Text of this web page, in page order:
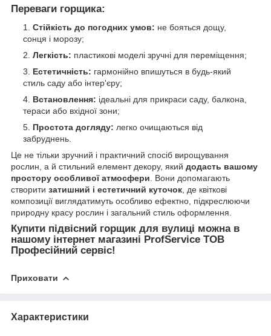
Переваги горщика:
Стійкість до погодних умов: не бояться дощу,
сонця і морозу;
Легкість: пластикові моделі зручні для переміщення;
Естетичність: гармонійно впишуться в будь-який
стиль саду або інтер'єру;
Встановлення: ідеальні для прикраси саду, балкона,
тераси або вхідної зони;
Простота догляду: легко очищаються від
забруднень.
Це не тільки зручний і практичний спосіб вирощування
рослин, а й стильний елемент декору, який додасть вашому
простору особливої атмосфери . Вони допомагають
створити затишний і естетичний куточок , де квіткові
композиції виглядатимуть особливо ефектно, підкреслюючи
природну красу рослин і загальний стиль оформлення.
Купити підвісний горщик для вулиці можна в
нашому інтернет магазині ProfService ТОВ
Професійний сервіс!
Приховати
Характеристики